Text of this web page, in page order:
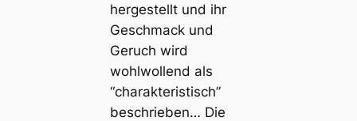
hergestellt und ihr
Geschmack und
Geruch wird
wohlwollend als
“charakteristisch”
beschrieben… Die